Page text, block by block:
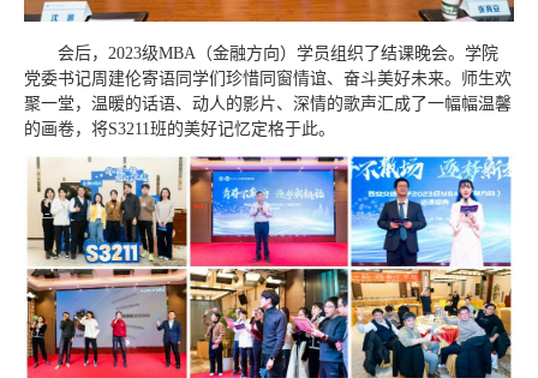
会后，2023级MBA（金融方向）学员组织了结课晚会。学院
党委书记周建伦寄语同学们珍惜同窗情谊、奋斗美好未来。师生欢
聚一堂，温暖的话语、动人的影片、深情的歌声汇成了一幅幅温馨
的画卷，将S3211班的美好记忆定格于此。